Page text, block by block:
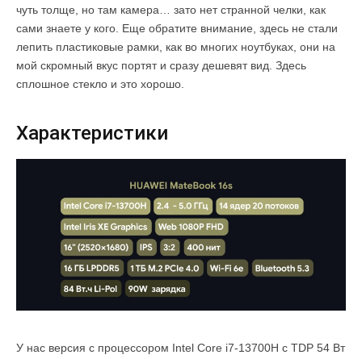
чуть толще, но там камера… зато нет странной челки, как
сами знаете у кого. Еще обратите внимание, здесь не стали
лепить пластиковые рамки, как во многих ноутбуках, они на
мой скромный вкус портят и сразу дешевят вид. Здесь
сплошное стекло и это хорошо.
Характеристики
У нас версия с процессором Intel Core i7-13700H с TDP 54 Вт